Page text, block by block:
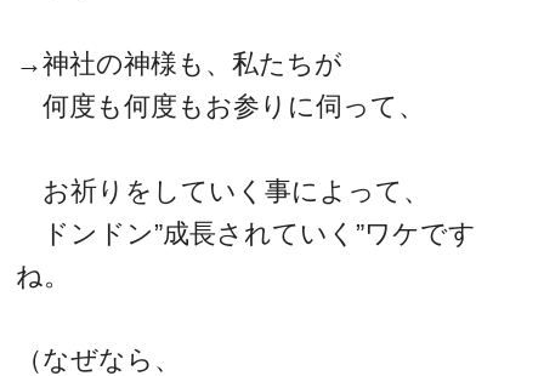
→神社の神様も、私たちが
何度も何度もお参りに伺って、
お祈りをしていく事によって、
ドンドン”成長されていく”ワケです
ね。
（なぜなら、